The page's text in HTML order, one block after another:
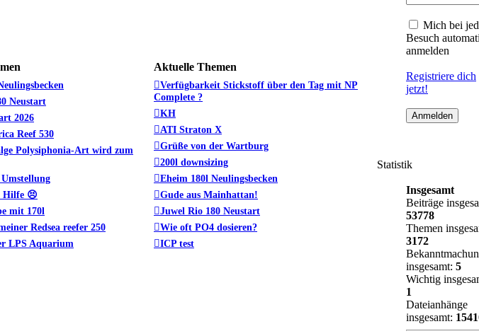
Aktuelle Themen
Neustart
2026
Reef 530
Polysiphonia-Art wird zum
Umstellung
Hilfe 😣
mit 170l
Redsea reefer 250
LPS Aquarium
Verfügbarkeit Stickstoff über den Tag mit NP
Complete ?
KH
ATI Straton X
Grüße von der Wartburg
200l downsizing
Eheim 180l Neulingsbecken
Gude aus Mainhattan!
Juwel Rio 180 Neustart
Wie oft PO4 dosieren?
ICP test
Mich bei
Besuch
anmelden
Registriere dich
jetzt!
Statistik
Insgesamt
Beiträge
53778
Themen
3172
insgesamt: 5
Wichtig
1
Dateianhänge
insgesamt: